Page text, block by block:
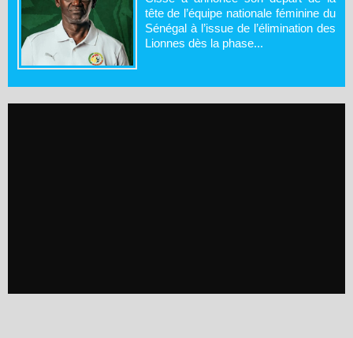
tête de l’équipe nationale féminine du
Sénégal à l’issue de l’élimination des
Lionnes dès la phase...